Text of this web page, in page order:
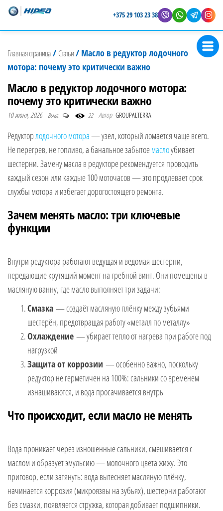
Магазин
лодочных
моторов
Hidea
Представитель
Беларуси
+375 29 103 23 38
Главная страница/ Статьи/ Масло в редуктор лодочного
мотора: почему это критически важно
Масло в редуктор лодочного мотора:
почему это критически важно
10 июня, 2026 Выкл. 22 Автор GROUPALTERRA
Редукторлодочного мотора— узел, который ломается чаще всего.
Не перегрев, не топливо, а банальное забытоемаслоубивает
шестерни. Замену масла в редукторе рекомендуется проводить
каждый сезон или каждые 100 моточасов — это продлевает срок
службы мотора и избегает дорогостоящего ремонта.
Зачем менять масло: три ключевые
функции
Внутри редуктора работают ведущая и ведомая шестерни,
передающие крутящий момент на гребной винт. Они помещены в
масляную ванну, где масло выполняет три задачи:
Смазка — создаёт масляную плёнку между зубьями
шестерён, предотвращая работу «металл по металлу»
Охлаждение — убирает тепло от нагрева при работе под
нагрузкой
Защита от коррозии — особенно важно, поскольку
редуктор не герметичен на 100%: сальники со временем
изнашиваются, и вода просачивается внутрь
Что происходит, если масло не менять
Вода проникает через изношенные сальники, смешивается с
маслом и образует эмульсию — молочного цвета жижу. Это
приговор, если затянуть: вода вытесняет масляную плёнку,
начинается коррозия (микроязвы на зубьях), шестерни работают
без смазки, появляется стружка, которая добивает подшипники.